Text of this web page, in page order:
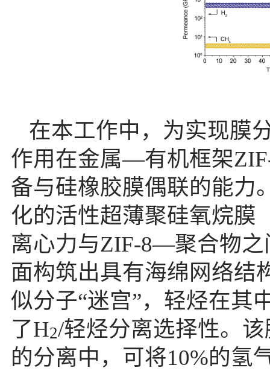
在本工作中，为实现膜
作用在金属—有机框架
备与硅橡胶膜偶联的能力
化的活性超薄聚硅氧烷膜
离心力与ZIF-8—聚合物
面构筑出具有海绵网络结
似分子“迷宫”，轻烃在
了H2/轻烃分离选择性。
的分离中，可将10%的氢